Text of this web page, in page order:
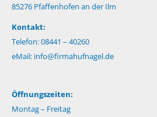
85276 Pfaffenhofen an der Ilm
Kontakt:
Telefon: 08441 – 40260
eMail: info@firmahufnagel.de
Öffnungszeiten:
Montag – Freitag